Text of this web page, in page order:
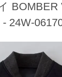
BOMBER
24W-